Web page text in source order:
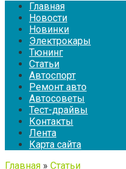
Главная
Новости
Новинки
Электрокары
Тюнинг
Статьи
Автоспорт
Ремонт авто
Автосоветы
Тест-драйвы
Контакты
Лента
Карта сайта
Главная » Статьи